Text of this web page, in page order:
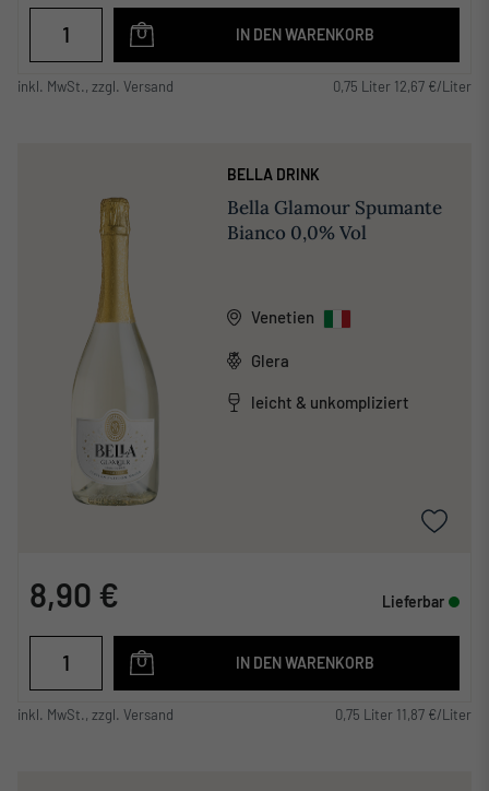
IN DEN WARENKORB
inkl. MwSt., zzgl. Versand 0,75 Liter 12,67 €/Liter
BELLA DRINK
Bella Glamour Spumante
Bianco 0,0% Vol
Venetien
Glera
leicht & unkompliziert
8,90 € Lieferbar
IN DEN WARENKORB
inkl. MwSt., zzgl. Versand 0,75 Liter 11,87 €/Liter